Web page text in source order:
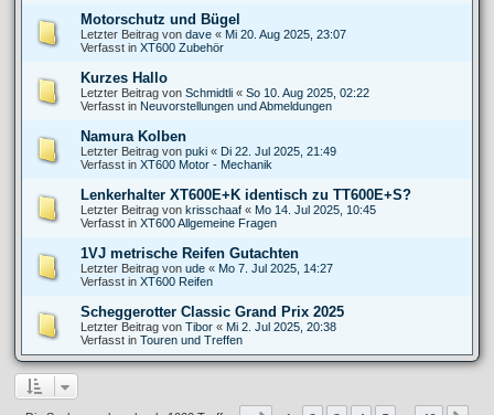
Motorschutz und Bügel
Letzter Beitrag von dave « Mi 20. Aug 2025, 23:07
Verfasst in XT600 Zubehör
Kurzes Hallo
Letzter Beitrag von Schmidtli « So 10. Aug 2025, 02:22
Verfasst in Neuvorstellungen und Abmeldungen
Namura Kolben
Letzter Beitrag von puki « Di 22. Jul 2025, 21:49
Verfasst in XT600 Motor - Mechanik
Lenkerhalter XT600E+K identisch zu TT600E+S?
Letzter Beitrag von krisschaaf « Mo 14. Jul 2025, 10:45
Verfasst in XT600 Allgemeine Fragen
1VJ metrische Reifen Gutachten
Letzter Beitrag von ude « Mo 7. Jul 2025, 14:27
Verfasst in XT600 Reifen
Scheggerotter Classic Grand Prix 2025
Letzter Beitrag von Tibor « Mi 2. Jul 2025, 20:38
Verfasst in Touren und Treffen